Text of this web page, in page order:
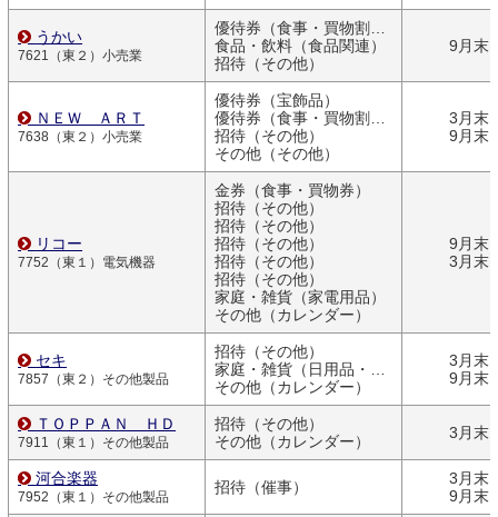
うかい
7621（東２）小売業
優待券（食事・買物割引券）
食品・飲料（食品関連）
招待（その他）
9月末
ＮＥＷ ＡＲＴ
7638（東２）小売業
優待券（宝飾品）
優待券（食事・買物割引券）
招待（その他）
その他（その他）
3月末
9月末
リコー
7752（東１）電気機器
金券（食事・買物券）
招待（その他）
招待（その他）
招待（その他）
招待（その他）
招待（その他）
家庭・雑貨（家電用品）
その他（カレンダー）
9月末
3月末
セキ
7857（東２）その他製品
招待（その他）
家庭・雑貨（日用品・文房具）
その他（カレンダー）
3月末
9月末
ＴＯＰＰＡＮ ＨＤ
7911（東１）その他製品
招待（その他）
その他（カレンダー）
3月末
河合楽器
7952（東１）その他製品
招待（催事）
3月末
9月末